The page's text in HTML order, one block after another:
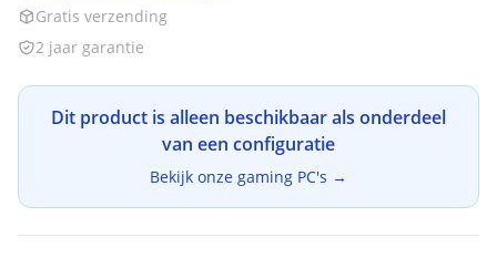
Gratis verzending
2 jaar garantie
Dit product is alleen beschikbaar als onderdeel
van een configuratie
Bekijk onze gaming PC's →